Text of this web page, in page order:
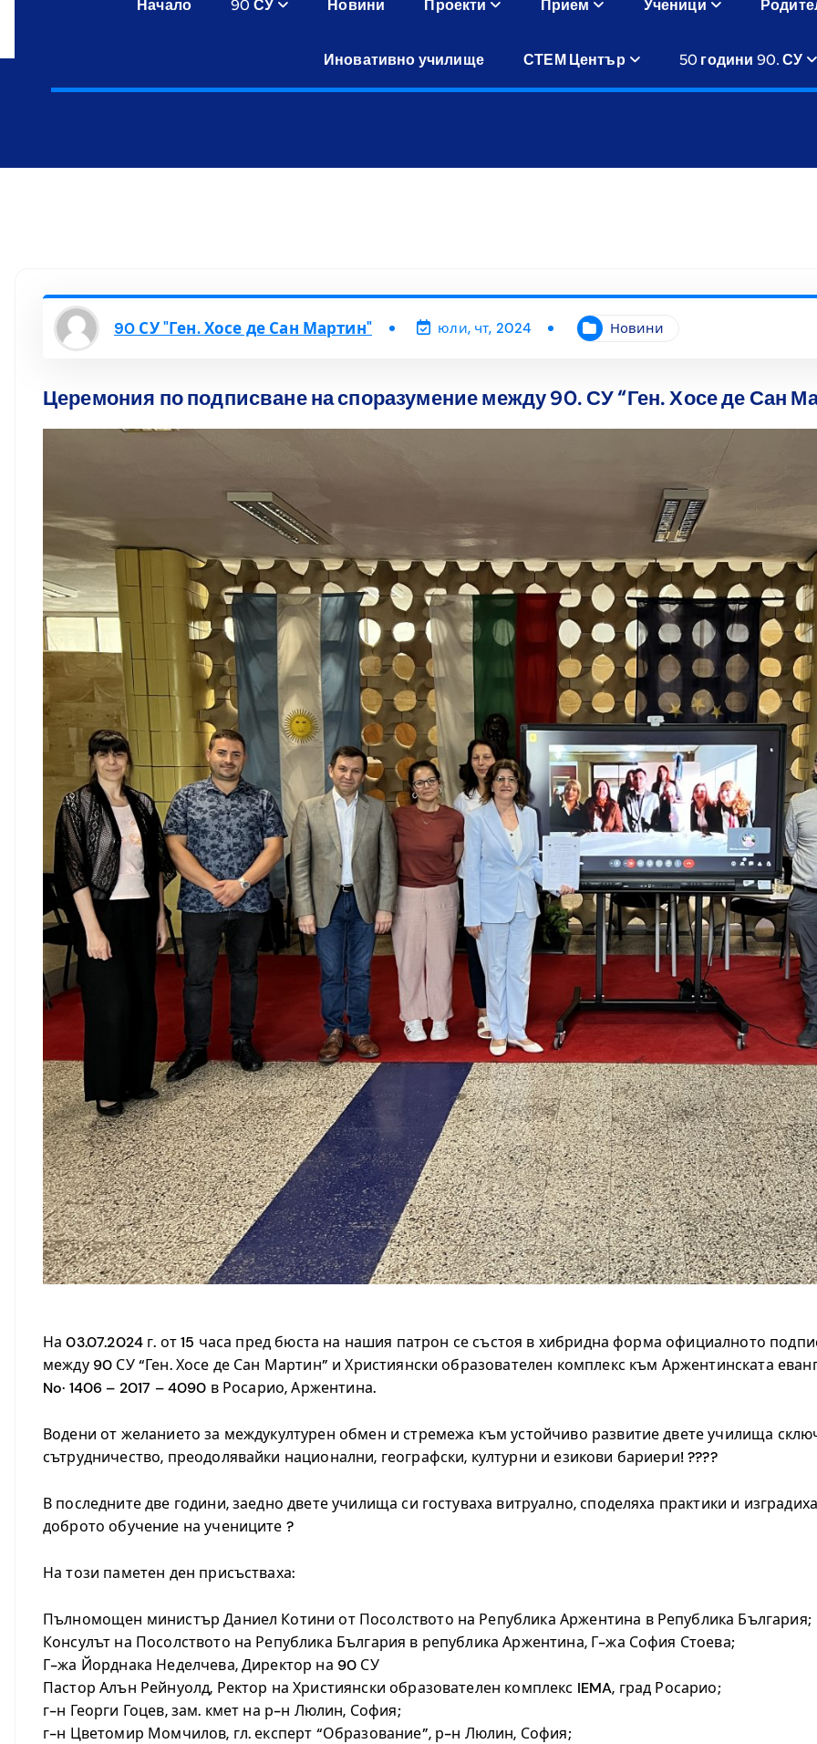
Начало 90 СУ Новини Проекти Прием Ученици
Иновативно училище СТЕМ Център 50 години 90. СУ
90 СУ "Ген. Хосе де Сан Мартин" юли, чт, 2024 Новини
Церемония по подписване на споразумение между 90. СУ “Ген. Хосе де Сан
На 03.07.2024 г. от 15 часа пред бюста на нашия патрон се състоя в хибридна форма официалното
между 90 СУ “Ген. Хосе де Сан Мартин” и Християнски образователен комплекс към Аржентинската
No· 1406 – 2017 – 4090 в Росарио, Аржентина.
Водени от желанието за междукултурен обмен и стремежа към устойчиво развитие двете училища
сътрудничество, преодолявайки национални, географски, културни и езикови бариери! ????
В последните две години, заедно двете училища си гостуваха витруално, споделяха практики и
доброто обучение на учениците ?
На този паметен ден присъстваха:
Пълномощен министър Даниел Котини от Посолството на Република Аржентина в Република България;
Консулът на Посолството на Република България в република Аржентина, Г-жа София Стоева;
Г-жа Йорднака Неделчева, Директор на 90 СУ
Пастор Алън Рейнуолд, Ректор на Християнски образователен комплекс IEMA, град Росарио;
г-н Георги Гоцев, зам. кмет на р-н Люлин, София;
г-н Цветомир Момчилов, гл. експерт “Образование”, р-н Люлин, София;